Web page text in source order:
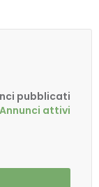
pubblicati
attivi